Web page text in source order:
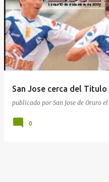
San Jose cerca del Titulo
publicado por San Jose de Oruro el
0